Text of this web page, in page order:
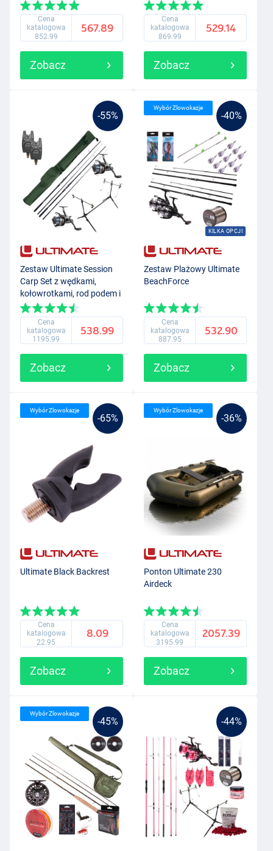
Cena
katalogowa
852.99
567.89
Zobacz
Cena
katalogowa
869.99
529.14
Zobacz
-55%
Zestaw Ultimate Session
Carp Set z wędkami,
kołowrotkami, rod podem i
pokrowcem!
Cena
katalogowa
1195.99
538.99
Zobacz
-40%
KILKA OPCJI
Wybór Zlowokazje
Zestaw Plażowy Ultimate
BeachForce
Cena
katalogowa
887.95
532.90
Zobacz
-65%
Wybór Zlowokazje
Ultimate Black Backrest
Cena
katalogowa
22.95
8.09
Zobacz
-36%
Wybór Zlowokazje
Ponton Ultimate 230
Airdeck
Cena
katalogowa
3195.99
2057.39
Zobacz
-45%
Wybór Zlowokazje
-44%